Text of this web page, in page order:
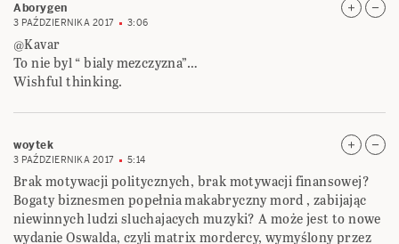
Aborygen
3 PAŹDZIERNIKA 2017 3:06
@Kavar
To nie byl “ bialy mezczyzna”…
Wishful thinking.
woytek
3 PAŹDZIERNIKA 2017 5:14
Brak motywacji politycznych, brak motywacji finansowej?
Bogaty biznesmen popełnia makabryczny mord , zabijając
niewinnych ludzi sluchajacych muzyki? A może jest to nowe
wydanie Oswalda, czyli matrix mordercy, wymyślony przez